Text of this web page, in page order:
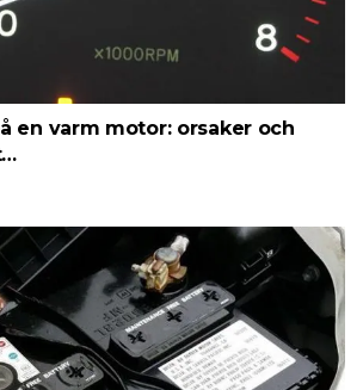
en varm motor: orsaker och